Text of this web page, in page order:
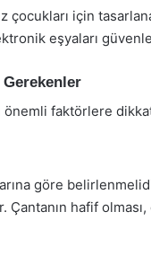
çocukları için
eşyaları güvenle
önemli faktörlere
göre
hafif